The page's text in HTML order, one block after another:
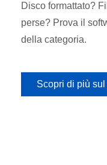
Disco formattato?
perse? Prova il
della categoria.
Scopri di più